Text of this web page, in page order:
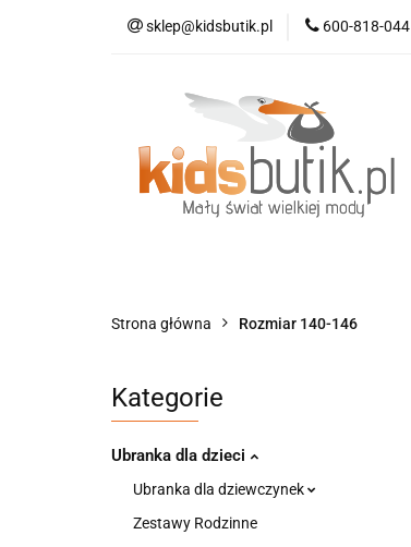
sklep@kidsbutik.pl 600-818-044
Kategorie
Strona główna Rozmiar 140-146
Kategorie
Ubranka dla dzieci
Ubranka dla dziewczynek
Zestawy Rodzinne